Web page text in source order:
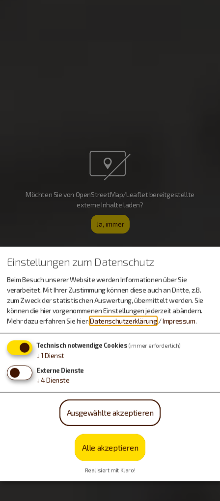
Möchten Sie von OpenStreetMap/Leaflet bereitgestellte
externe Inhalte laden?
Ja, immer
Einstellungen zum Datenschutz
Beim Besuch unserer Website werden Informationen über Sie
verarbeitet. Mit Ihrer Zustimmung können diese auch an Dritte, z.B.
zum Zweck der statistischen Auswertung, übermittelt werden. Sie
können die hier vorgenommenen Einstellungen jederzeit abändern.
Mehr dazu erfahren Sie hier:Datenschutzerklärung /Impressum.
Technisch notwendige Cookies (immer erforderlich)
↓ 1 Dienst
Externe Dienste
↓ 4Dienste
Ausgewählte akzeptieren
Alle akzeptieren
Realisiert mit Klaro!